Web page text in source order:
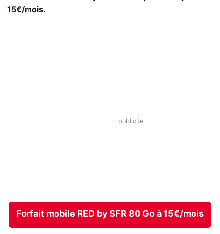
15€/mois.
Forfait mobile RED by SFR 80 Go à 15€/mois